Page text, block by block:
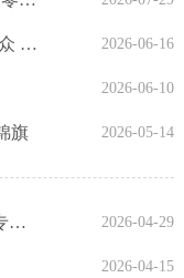
涉县公安局 ：民警火速寻回走失群众 锦旗书信寄深情 2026-06-16
2026-06-10
旗 2026-05-14
魏县司法局牵头开展“综合查一次”专项行动 2026-04-29
2026-04-15